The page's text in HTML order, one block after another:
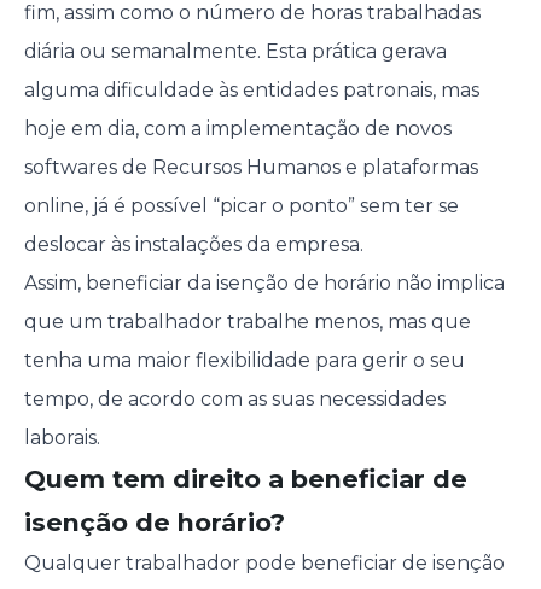
fim, assim como o número de horas trabalhadas
diária ou semanalmente. Esta prática gerava
alguma dificuldade às entidades patronais, mas
hoje em dia, com a implementação de novos
softwares de Recursos Humanos e plataformas
online, já é possível “picar o ponto” sem ter se
deslocar às instalações da empresa.
Assim, beneficiar da isenção de horário não implica
que um trabalhador trabalhe menos, mas que
tenha uma maior flexibilidade para gerir o seu
tempo, de acordo com as suas necessidades
laborais.
Quem tem direito a beneficiar de
isenção de horário?
Qualquer trabalhador pode beneficiar de isenção